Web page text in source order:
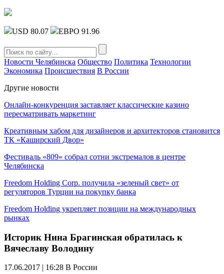
USD 80.07 ЕВРО 91.96
Новости Челябинска Общество Политика Технологии
Экономика Происшествия В России
Другие новости
Онлайн-конкуренция заставляет классические казино
пересматривать маркетинг
Креативным хабом для дизайнеров и архитекторов становится
ТК «Каширский Двор»
Фестиваль «809» собрал сотни экстремалов в центре
Челябинска
Freedom Holding Corp. получила «зеленый свет» от
регуляторов Турции на покупку банка
Freedom Holding укрепляет позиции на международных
рынках
Историк Нина Брагинская обратилась к
Вячеславу Володину
17.06.2017 | 16:28 В России